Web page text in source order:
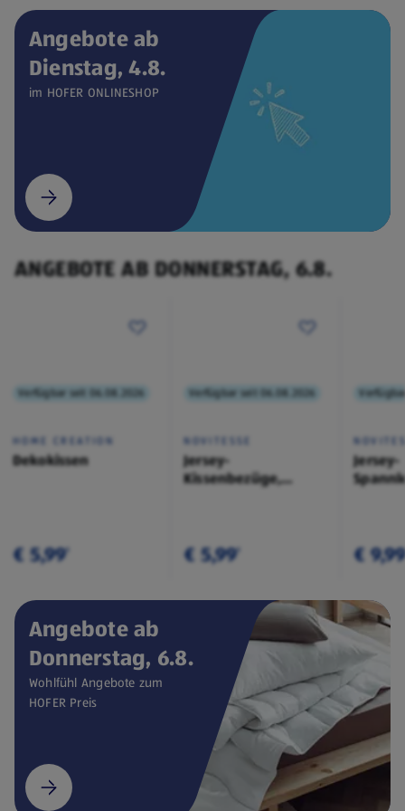
Verfügbar seit 04.08.2026
ONLINESHOP
€ 449,00
Angebote ab
Dienstag, 4.8.
im HOFER ONLINESHOP
(öffnet in einem neuen Tab)
ANGEBOTE AB DONNERSTAG, 6.8.
Verfügbar seit 06.08.2026
HOME CREATION
Dekokissen
€ 5,99¹
Verfügbar seit 06.08.2026
NOVITESSE
Jersey-
Kissenbezüge,
€ 5,99¹
Jersey-
€
Angebote ab
Donnerstag, 6.8.
Wohlfühl Angebote zum
HOFER Preis